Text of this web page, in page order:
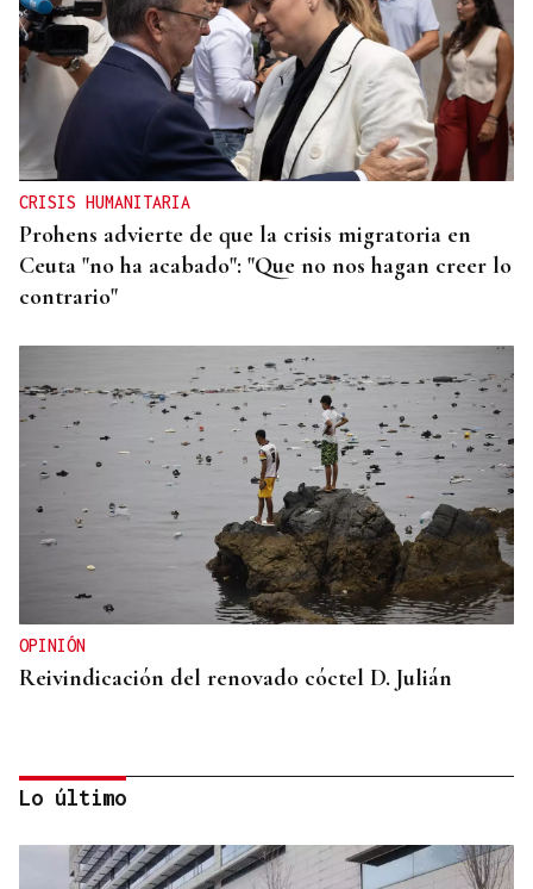
CRISIS HUMANITARIA
Prohens advierte de que la crisis migratoria en
Ceuta "no ha acabado": "Que no nos hagan creer lo
contrario"
OPINIÓN
Reivindicación del renovado cóctel D. Julián
Lo último